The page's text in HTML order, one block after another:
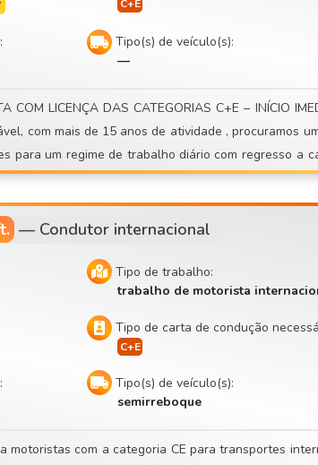
Tipo(s) de veículo(s):
—
ou
— Condutor internacional
Tipo de trabalho:
trabalho de motorista
Tipo de carta de condução
Tipo(s) de veículo(s):
semirreboque